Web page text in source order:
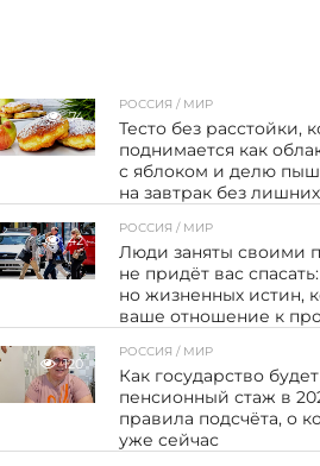
74
РОССИЯ / МИР
Тесто без расстойки,
поднимается как
с яблоком и делю
на завтрак без
42
РОССИЯ / МИР
Люди заняты своими
не придёт вас
но жизненных истин,
ваше отношение к
120
РОССИЯ / МИР
Как государство
пенсионный стаж в
правила подсчёта, о
уже сейчас